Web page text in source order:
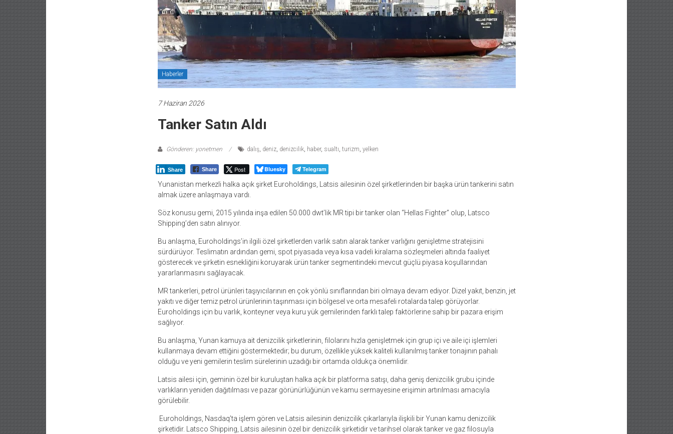
Haberler
7 Haziran 2026
Tanker Satın Aldı
Gönderen: yonetmen dalış, deniz, denizcilik, haber, sualtı, turizm, yelken
Share Share Post Bluesky Telegram
Yunanistan merkezli halka açık şirket Euroholdings, Latsis ailesinin özel şirketlerinden bir başka ürün tankerini satın
almak üzere anlaşmaya vardı.
Söz konusu gemi, 2015 yılında inşa edilen 50.000 dwt’lik MR tipi bir tanker olan “Hellas Fighter” olup, Latsco
Shipping’den satın alınıyor.
Bu anlaşma, Euroholdings’in ilgili özel şirketlerden varlık satın alarak tanker varlığını genişletme stratejisini
sürdürüyor. Teslimatın ardından gemi, spot piyasada veya kısa vadeli kiralama sözleşmeleri altında faaliyet
gösterecek ve şirketin esnekliğini koruyarak ürün tanker segmentindeki mevcut güçlü piyasa koşullarından
yararlanmasını sağlayacak.
MR tankerleri, petrol ürünleri taşıyıcılarının en çok yönlü sınıflarından biri olmaya devam ediyor. Dizel yakıt, benzin, jet
yakıtı ve diğer temiz petrol ürünlerinin taşınması için bölgesel ve orta mesafeli rotalarda talep görüyorlar.
Euroholdings için bu varlık, konteyner veya kuru yük gemilerinden farklı talep faktörlerine sahip bir pazara erişim
sağlıyor.
Bu anlaşma, Yunan kamuya ait denizcilik şirketlerinin, filolarını hızla genişletmek için grup içi ve aile içi işlemleri
kullanmaya devam ettiğini göstermektedir; bu durum, özellikle yüksek kaliteli kullanılmış tanker tonajının pahalı
olduğu ve yeni gemilerin teslim sürelerinin uzadığı bir ortamda oldukça önemlidir.
Latsis ailesi için, geminin özel bir kuruluştan halka açık bir platforma satışı, daha geniş denizcilik grubu içinde
varlıkların yeniden dağıtılması ve pazar görünürlüğünün ve kamu sermayesine erişimin artırılması amacıyla
görülebilir.
Euroholdings, Nasdaq’ta işlem gören ve Latsis ailesinin denizcilik çıkarlarıyla ilişkili bir Yunan kamu denizcilik
şirketidir. Latsco Shipping, Latsis ailesinin özel bir denizcilik şirketidir ve tarihsel olarak tanker ve gaz filosuyla